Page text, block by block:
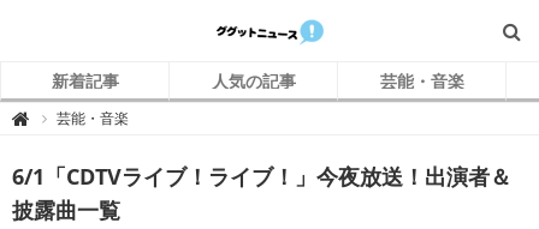
新着記事 人気の記事 芸能・音楽
 グ
ニ
ュ
ー
ス
芸能・音楽
6/1「CDTVライブ！ライブ！」今夜放送！出演者＆
披露曲一覧